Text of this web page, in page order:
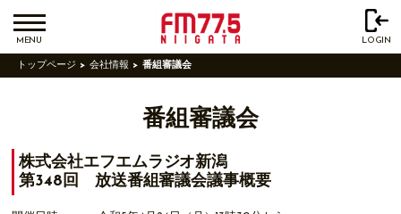
MENU LOGIN
トップページ 会社情報 番組審議会
番組審議会
株式会社エフエムラジオ新潟
第348回 放送番組審議会議事概要